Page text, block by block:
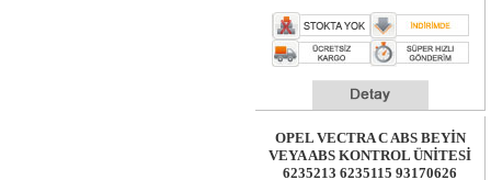
OPEL VECTRA C ABS BEYİN
VEYA ABS KONTROL ÜNİTESİ
6235213 6235115 93170626